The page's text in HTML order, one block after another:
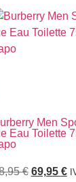
Men
Eau Toilette
€ 69,95 €